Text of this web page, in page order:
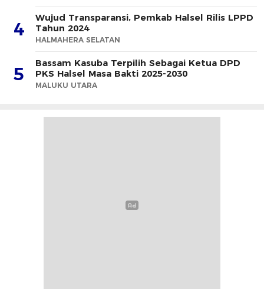
4
Wujud Transparansi, Pemkab Halsel Rilis LPPD
Tahun 2024
HALMAHERA SELATAN
5
Bassam Kasuba Terpilih Sebagai Ketua DPD
PKS Halsel Masa Bakti 2025-2030
MALUKU UTARA